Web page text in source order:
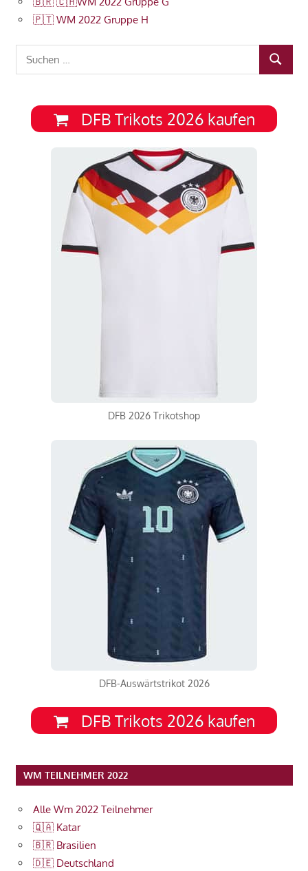
🇵🇹 WM 2022 Gruppe H
SUCHEN
DFB Trikots 2026 kaufen
DFB 2026 Trikotshop
DFB-Auswärtstrikot 2026
DFB Trikots 2026 kaufen
WM TEILNEHMER 2022
Alle Wm 2022 Teilnehmer
🇶🇦 Katar
🇧🇷 Brasilien
🇩🇪 Deutschland